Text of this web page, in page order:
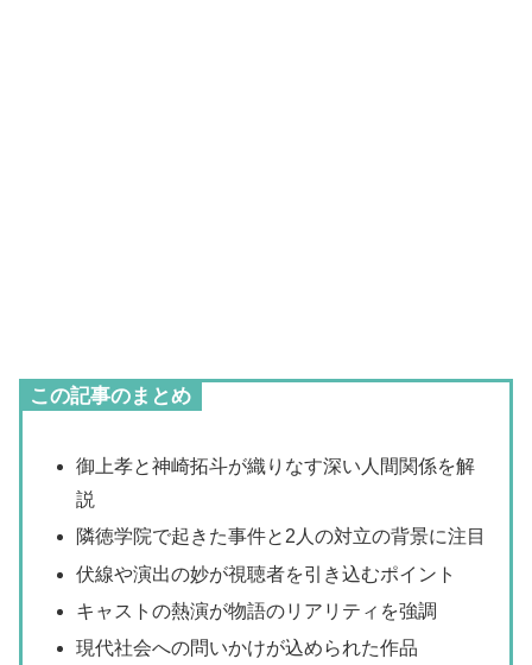
この記事のまとめ
御上孝と神崎拓斗が織りなす深い人間関係を解
説
隣徳学院で起きた事件と2人の対立の背景に注目
伏線や演出の妙が視聴者を引き込むポイント
キャストの熱演が物語のリアリティを強調
現代社会への問いかけが込められた作品